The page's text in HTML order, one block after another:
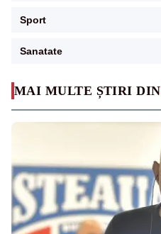
MAI MULTE ȘTIRI DIN
Sport
Sanatate